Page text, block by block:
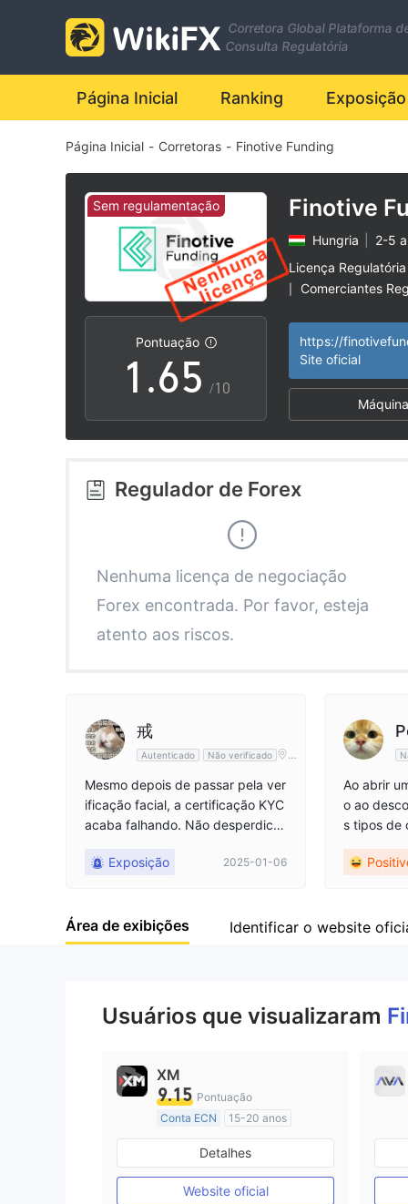
Corretora Global Plataforma
Consulta Regulatória
Página Inicial Ranking Exposição
Página Inicial - Corretoras - Finotive Funding
Sem regulamentação
Pontuação
0
1
2
3
5
6
8
9
.
0
1
2
3
4
5
6
7
8
0
1
2
3
4
5
6
7
9
/10
Finotive
Hungria
2-5
Licença
Comerciantes
https://
Site oficial
Regulador de Forex
Nenhuma licença de negociação
Forex encontrada. Por favor, esteja
atento aos riscos.
戒
Autenticado Não verificado
Ho
Mesmo depois de passar pela ver
ificação facial, a certificação KYC
acaba falhando. Não desperdice
os e-mails de reembolso.
Exposição 2025-01-06
Ao abrir
o ao
s tipos de
m são
diante.
Área de exibições Identificar o website
Usuários que visualizaram
XM
9.15 Pontuação
Conta ECN
15-20 anos
Austrália Regulamento
Market Marketing (MM)
Etiqueta principal MT4
Detalhes
Website oficial